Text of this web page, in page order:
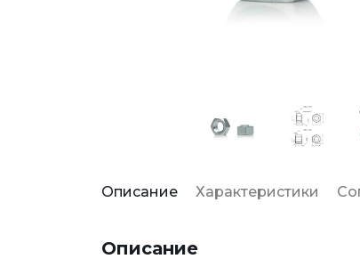
Описание Характеристики
Описание